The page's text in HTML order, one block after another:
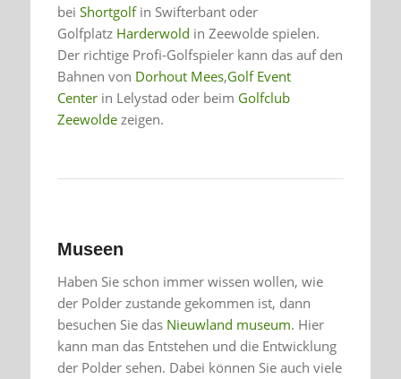
bei Shortgolfin Swifterbant oder
Golfplatz Harderwold in Zeewolde spielen.
Der richtige Profi-Golfspieler kann das auf den
Bahnen von Dorhout Mees,Golf Event
Centerin Lelystad oder beim Golfclub
Zeewoldezeigen.
Museen
Haben Sie schon immer wissen wollen, wie
der Polder zustande gekommen ist, dann
besuchen Sie das Nieuwland museum. Hier
kann man das Entstehen und die Entwicklung
der Polder sehen. Dabei können Sie auch viele